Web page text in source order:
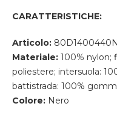
CARATTERISTICHE:
Articolo:
Materiale: 100% nylon;
poliestere; intersuola:
battistrada: 100%
Colore: Nero